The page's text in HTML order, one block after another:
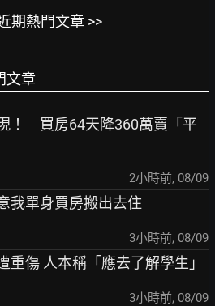
期熱門文章 >>
文章
！ 買房64天降360萬賣「平
2小時前, 08/09
我單身買房搬出去住
3小時前, 08/09
重傷 人本稱「應去了解學生」
3小時前, 08/09